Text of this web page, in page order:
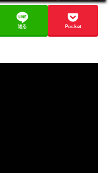
送る Pocket